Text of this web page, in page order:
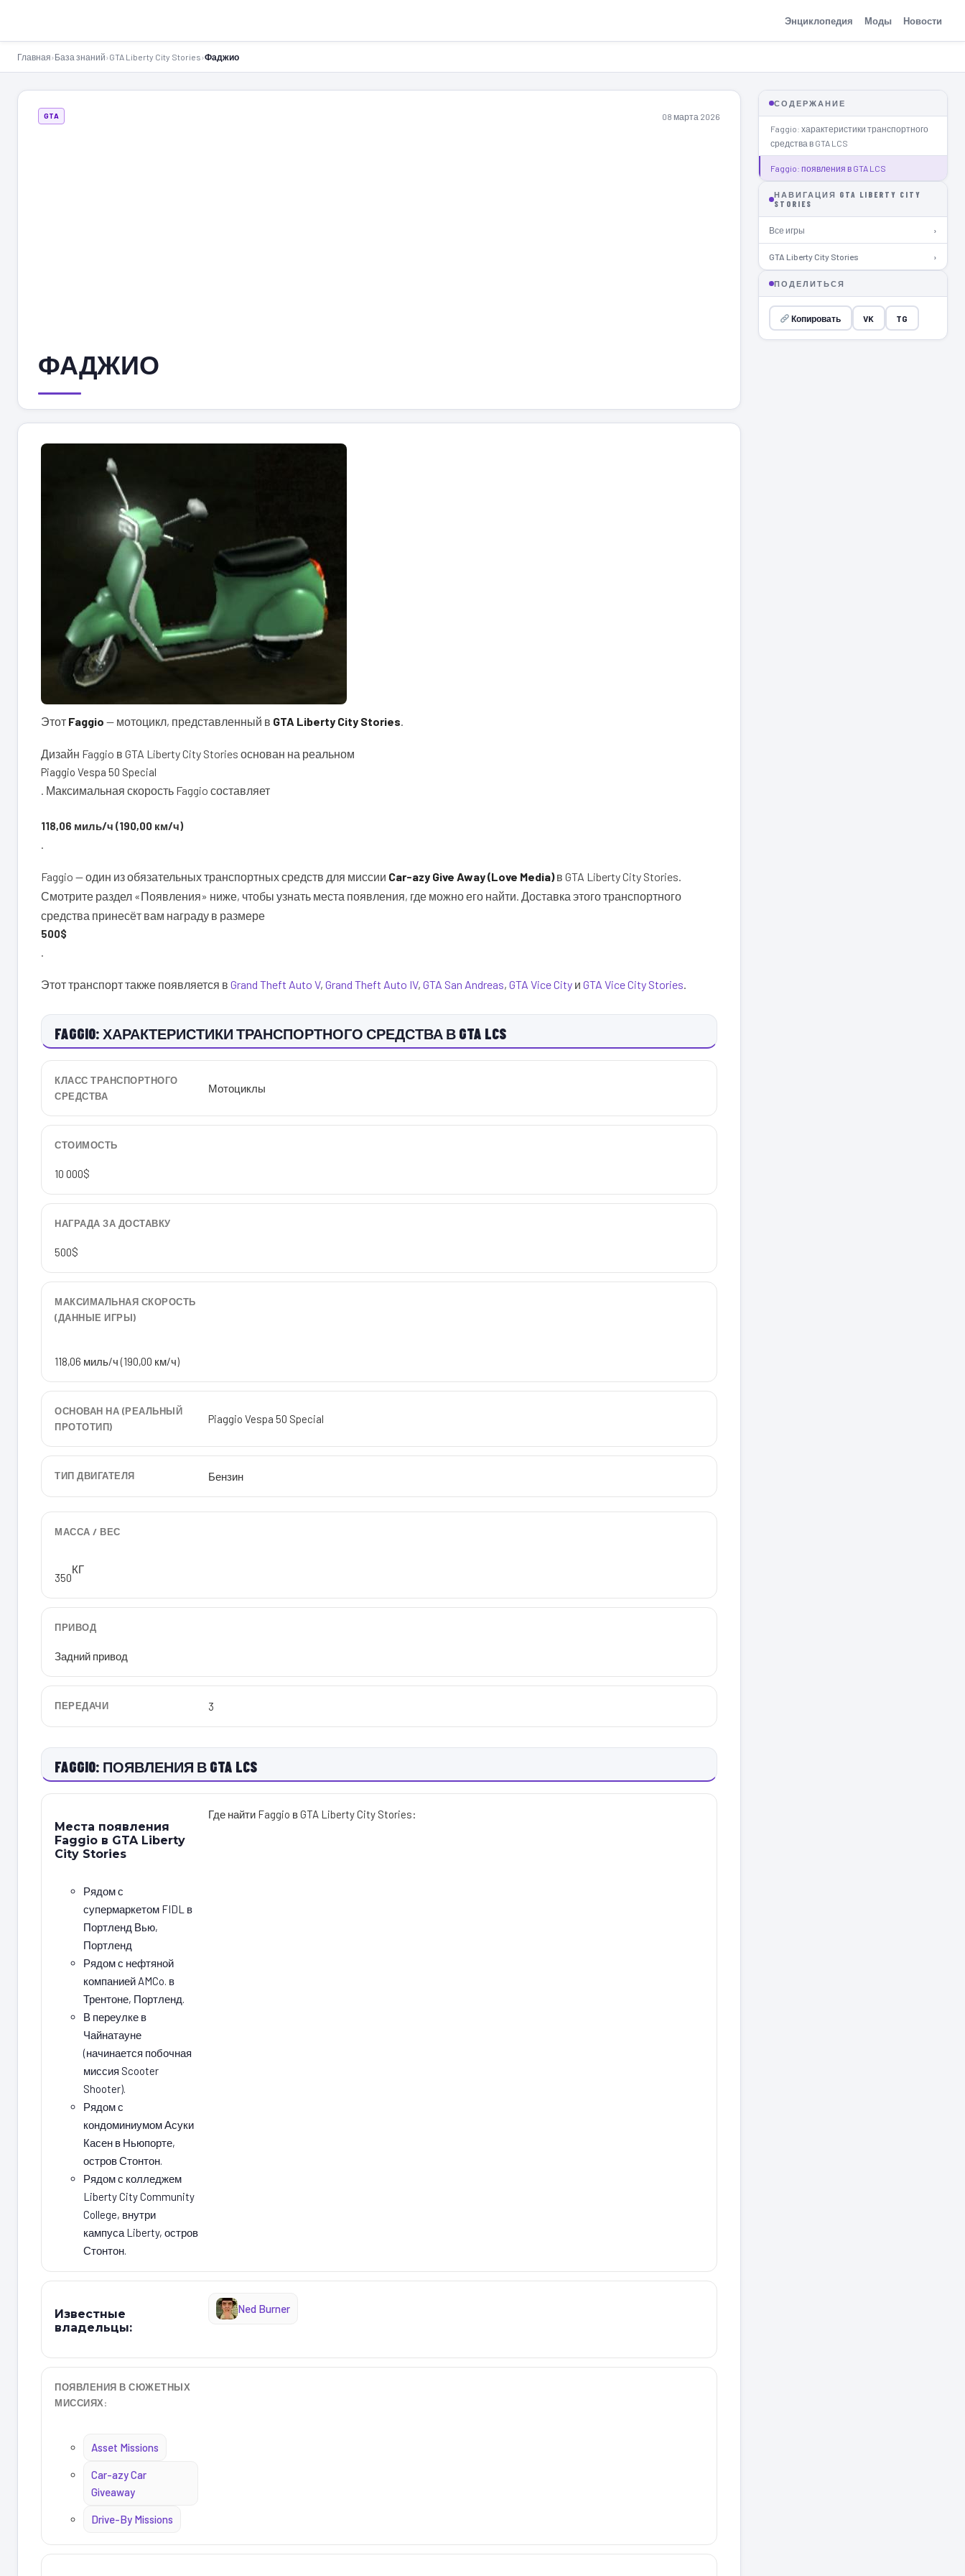
Энциклопедия Моды Новости
Главная›База знаний›GTA Liberty City Stories›Фаджио
GTA 08 марта 2026
ФАДЖИО
Этот Faggio — мотоцикл, представленный в GTA Liberty City Stories.
Дизайн Faggio в GTA Liberty City Stories основан на реальном
Piaggio Vespa 50 Special
. Максимальная скорость Faggio составляет
118,06 миль/ч (190,00 км/ч)
.
Faggio — один из обязательных транспортных средств для миссии Car-azy Give Away (Love Media)в GTA Liberty City Stories.
Смотрите раздел «Появления» ниже, чтобы узнать места появления, где можно его найти. Доставка этого транспортного
средства принесёт вам награду в размере
500$
.
Этот транспорт также появляется в Grand Theft Auto V, Grand Theft Auto IV, GTA San Andreas, GTA Vice City и GTA Vice City Stories.
FAGGIO: ХАРАКТЕРИСТИКИ ТРАНСПОРТНОГО СРЕДСТВА В GTA LCS
КЛАСС ТРАНСПОРТНОГО
СРЕДСТВА
Мотоциклы
СТОИМОСТЬ
10 000$
НАГРАДА ЗА ДОСТАВКУ
500$
МАКСИМАЛЬНАЯ СКОРОСТЬ
(ДАННЫЕ ИГРЫ)
118,06 миль/ч (190,00 км/ч)
ОСНОВАН НА (РЕАЛЬНЫЙ
ПРОТОТИП)
Piaggio Vespa 50 Special
ТИП ДВИГАТЕЛЯ Бензин
МАССА / ВЕС
350
КГ
ПРИВОД
Задний привод
ПЕРЕДАЧИ 3
FAGGIO: ПОЯВЛЕНИЯ В GTA LCS
Места появления
Faggio в GTA Liberty
City Stories
Где найти Faggio в GTA Liberty City Stories:
Рядом с
супермаркетом FIDL в
Портленд Вью,
Портленд
Рядом с нефтяной
компанией AMCo. в
Трентоне, Портленд.
В переулке в
Чайнатауне
(начинается побочная
миссия Scooter
Shooter).
Рядом с
кондоминиумом Асуки
Касен в Ньюпорте,
остров Стонтон.
Рядом с колледжем
Liberty City Community
College, внутри
кампуса Liberty, остров
Стонтон.
Известные
владельцы:
Ned Burner
ПОЯВЛЕНИЯ В СЮЖЕТНЫХ
МИССИЯХ:
Asset Missions
Car-azy Car
Giveaway
Drive-By Missions
СОДЕРЖАНИЕ
Faggio: характеристики транспортного
средства в GTA LCS
Faggio: появления в GTA LCS
НАВИГАЦИЯ GTA LIBERTY CITY
STORIES
Все игры ›
GTA Liberty City Stories ›
ПОДЕЛИТЬСЯ
Копировать VK TG